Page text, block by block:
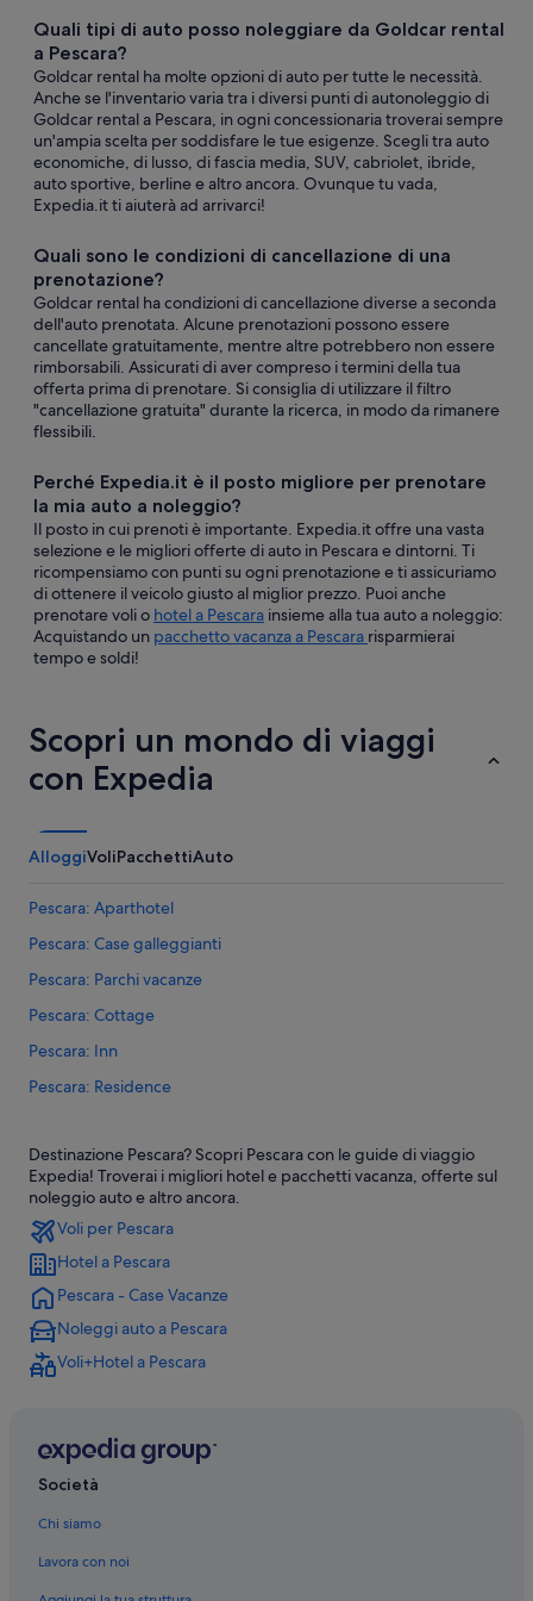
Quali tipi di auto posso noleggiare da Goldcar rental
a Pescara?
Goldcar rental ha molte opzioni di auto per tutte le necessità.
Anche se l'inventario varia tra i diversi punti di autonoleggio di
Goldcar rental a Pescara, in ogni concessionaria troverai sempre
un'ampia scelta per soddisfare le tue esigenze. Scegli tra auto
economiche, di lusso, di fascia media, SUV, cabriolet, ibride,
auto sportive, berline e altro ancora. Ovunque tu vada,
Expedia.it ti aiuterà ad arrivarci!
Quali sono le condizioni di cancellazione di una
prenotazione?
Goldcar rental ha condizioni di cancellazione diverse a seconda
dell'auto prenotata. Alcune prenotazioni possono essere
cancellate gratuitamente, mentre altre potrebbero non essere
rimborsabili. Assicurati di aver compreso i termini della tua
offerta prima di prenotare. Si consiglia di utilizzare il filtro
"cancellazione gratuita" durante la ricerca, in modo da rimanere
flessibili.
Perché Expedia.it è il posto migliore per prenotare
la mia auto a noleggio?
Il posto in cui prenoti è importante. Expedia.it offre una vasta
selezione e le migliori offerte di auto in Pescara e dintorni. Ti
ricompensiamo con punti su ogni prenotazione e ti assicuriamo
di ottenere il veicolo giusto al miglior prezzo. Puoi anche
prenotare voli o hotel a Pescara insieme alla tua auto a noleggio:
Acquistando un pacchetto vacanza a Pescara risparmierai
tempo e soldi!
Scopri un mondo di viaggi
con Expedia
AlloggiVoliPacchettiAuto
Pescara: Aparthotel
Pescara: Case galleggianti
Pescara: Parchi vacanze
Pescara: Cottage
Pescara: Inn
Pescara: Residence
Pescara: Case rurali
Pescara: Motel
Pescara: Baite
Pescara: Agriturismi
Pescara: Pensioni
Pescara: Guest house
Pescara: Resort
Pescara: B&B
Pescara: Castelli
Pineta: Appartamenti
Destinazione Pescara? Scopri Pescara con le guide di viaggio
Expedia! Troverai i migliori hotel e pacchetti vacanza, offerte sul
noleggio auto e altro ancora.
Voli per Pescara
Hotel a Pescara
Pescara - Case Vacanze
Noleggi auto a Pescara
Voli+Hotel a Pescara
Società
Chi siamo
Lavora con noi